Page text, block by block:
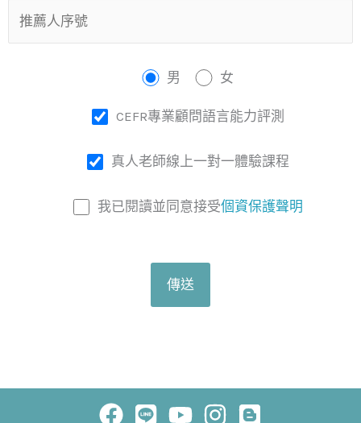
男 女
CEFR專業顧問語言能力評測
真人老師線上一對一體驗課程
我已閱讀並同意接受個資保護聲明
Facebook
LineYoutube
Instagram
Blogger